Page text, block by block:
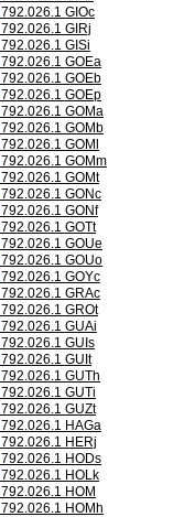
792.026.1 GIOc
792.026.1 GIRj
792.026.1 GISi
792.026.1 GOEa
792.026.1 GOEb
792.026.1 GOEp
792.026.1 GOMa
792.026.1 GOMb
792.026.1 GOMl
792.026.1 GOMm
792.026.1 GOMt
792.026.1 GONc
792.026.1 GONf
792.026.1 GOTt
792.026.1 GOUe
792.026.1 GOUo
792.026.1 GOYc
792.026.1 GRAc
792.026.1 GROt
792.026.1 GUAi
792.026.1 GUIs
792.026.1 GUIt
792.026.1 GUTh
792.026.1 GUTi
792.026.1 GUZt
792.026.1 HAGa
792.026.1 HERj
792.026.1 HODs
792.026.1 HOLk
792.026.1 HOM
792.026.1 HOMh